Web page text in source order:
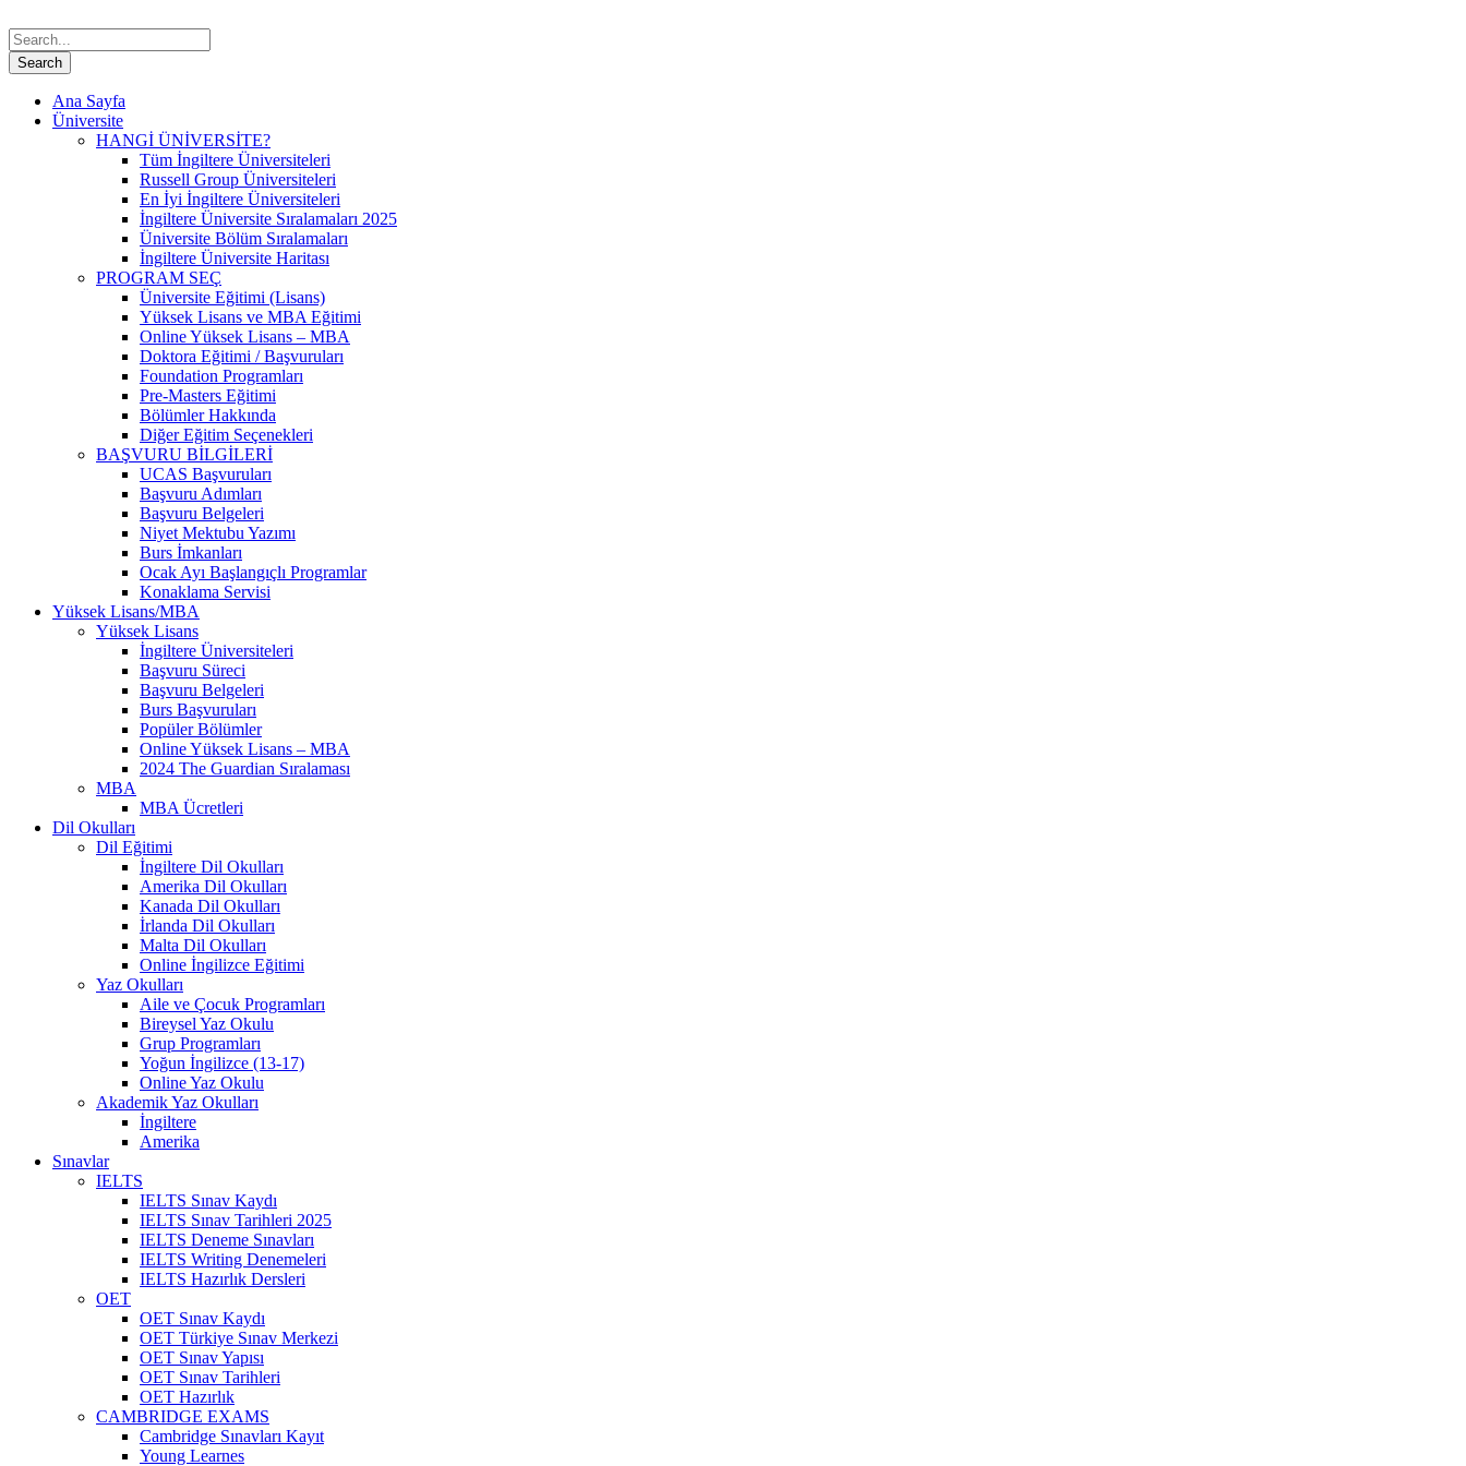
Ana Sayfa
Üniversite
HANGİ ÜNİVERSİTE?
Tüm İngiltere Üniversiteleri
Russell Group Üniversiteleri
En İyi İngiltere Üniversiteleri
İngiltere Üniversite Sıralamaları 2025
Üniversite Bölüm Sıralamaları
İngiltere Üniversite Haritası
PROGRAM SEÇ
Üniversite Eğitimi (Lisans)
Yüksek Lisans ve MBA Eğitimi
Online Yüksek Lisans – MBA
Doktora Eğitimi / Başvuruları
Foundation Programları
Pre-Masters Eğitimi
Bölümler Hakkında
Diğer Eğitim Seçenekleri
BAŞVURU BİLGİLERİ
UCAS Başvuruları
Başvuru Adımları
Başvuru Belgeleri
Niyet Mektubu Yazımı
Burs İmkanları
Ocak Ayı Başlangıçlı Programlar
Konaklama Servisi
Yüksek Lisans/MBA
Yüksek Lisans
İngiltere Üniversiteleri
Başvuru Süreci
Başvuru Belgeleri
Burs Başvuruları
Popüler Bölümler
Online Yüksek Lisans – MBA
2024 The Guardian Sıralaması
MBA
MBA Ücretleri
Dil Okulları
Dil Eğitimi
İngiltere Dil Okulları
Amerika Dil Okulları
Kanada Dil Okulları
İrlanda Dil Okulları
Malta Dil Okulları
Online İngilizce Eğitimi
Yaz Okulları
Aile ve Çocuk Programları
Bireysel Yaz Okulu
Grup Programları
Yoğun İngilizce (13-17)
Online Yaz Okulu
Akademik Yaz Okulları
İngiltere
Amerika
Sınavlar
IELTS
IELTS Sınav Kaydı
IELTS Sınav Tarihleri 2025
IELTS Deneme Sınavları
IELTS Writing Denemeleri
IELTS Hazırlık Dersleri
OET
OET Sınav Kaydı
OET Türkiye Sınav Merkezi
OET Sınav Yapısı
OET Sınav Tarihleri
OET Hazırlık
CAMBRIDGE EXAMS
Cambridge Sınavları Kayıt
Young Learnes